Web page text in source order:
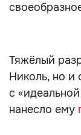
Тяжёлый
Николь, но и
с
нанесло ему